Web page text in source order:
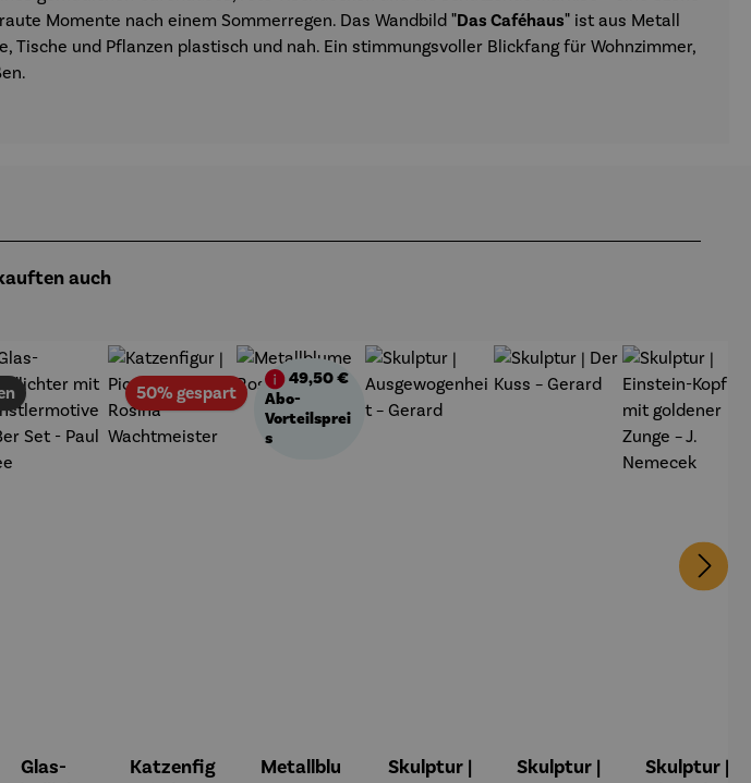
Momente nach einem Sommerregen. Das Wandbild "Das Caféhaus" ist aus Metall
und Pflanzen plastisch und nah. Ein stimmungsvoller Blickfang für Wohnzimmer,
auch
Glas-
50% gespartRabatt
Katzenfig
49,50 €
Abo-
Vorteilsprei
s
Metallblu
Skulptur |
Skulptur |
Skulptur |